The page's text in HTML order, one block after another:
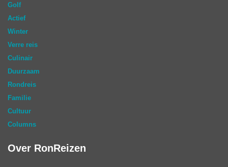
Golf
Actief
Winter
Verre reis
Culinair
Duurzaam
Rondreis
Familie
Cultuur
Columns
Over RonReizen